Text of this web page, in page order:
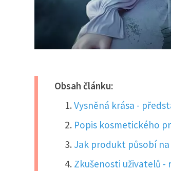
Obsah článku:
Vysněná krása -
Popis kosmetického
Jak produkt působí
Zkušenosti uživatelů -